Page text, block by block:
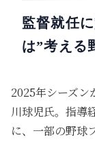
監督就任
は”考える
2025年シーズン
川球児氏。指導
に、一部の野球